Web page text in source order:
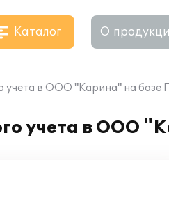
Каталог О
учета в OOO "Карина" на базе
учета в OOO